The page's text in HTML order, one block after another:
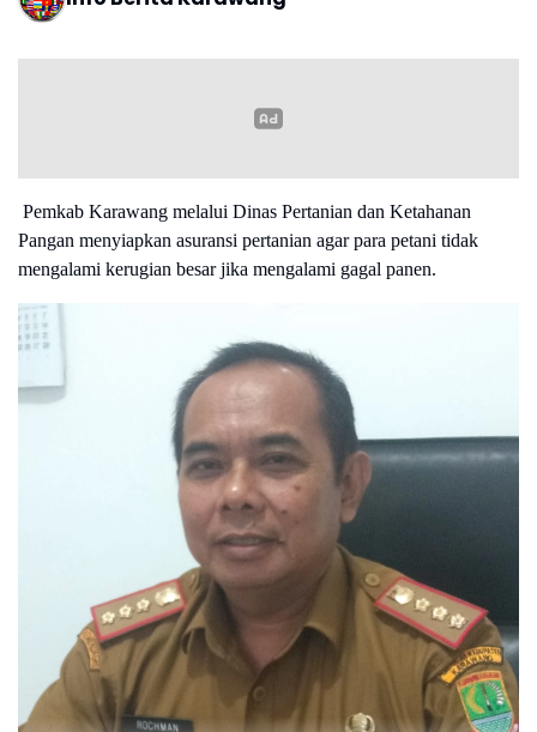
Pemkab Karawang melalui Dinas Pertanian dan Ketahanan
Pangan menyiapkan asuransi pertanian agar para petani tidak
mengalami kerugian besar jika mengalami gagal panen.